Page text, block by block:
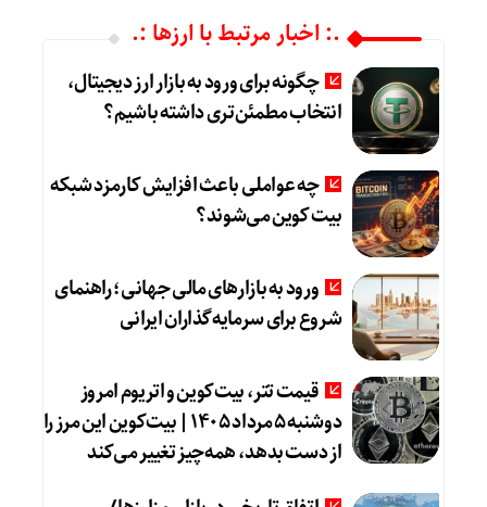
.: اخبار مرتبط با ارزها :.
چگونه برای ورود به بازار ارز دیجیتال،
انتخاب مطمئن‌تری داشته باشیم؟
چه عواملی باعث افزایش کارمزد شبکه
بیت کوین می‌شوند؟
ورود به بازارهای مالی جهانی؛ راهنمای
شروع برای سرمایه‌گذاران ایرانی
قیمت تتر، بیت‌کوین و اتریوم امروز
دوشنبه ۵ مرداد ۱۴۰۵ | بیت‌کوین این مرز را
از دست بدهد، همه‌چیز تغییر می‌کند